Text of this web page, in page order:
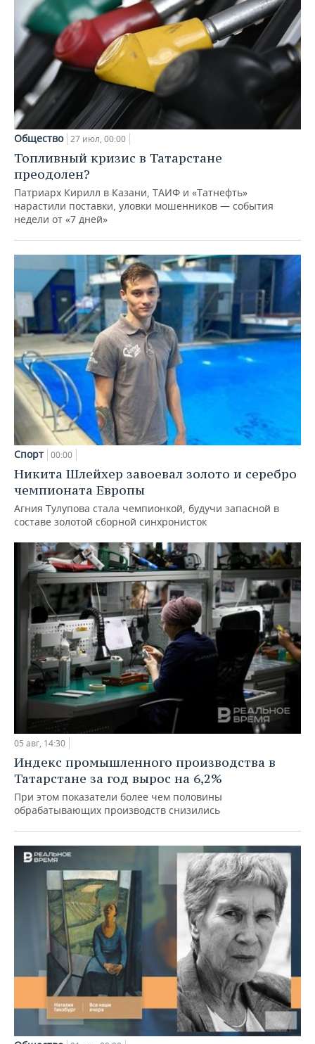
Общество 27 июл, 00:00
Топливный кризис в Татарстане
преодолен?
Патриарх Кирилл в Казани, ТАИФ и «Татнефть»
нарастили поставки, уловки мошенников — события
недели от «7 дней»
Спорт 00:00
Никита Шлейхер завоевал золото и серебро
чемпионата Европы
Агния Тулупова стала чемпионкой, будучи запасной в
составе золотой сборной синхронисток
05 авг, 14:30
Индекс промышленного производства в
Татарстане за год вырос на 6,2%
При этом показатели более чем половины
обрабатывающих производств снизились